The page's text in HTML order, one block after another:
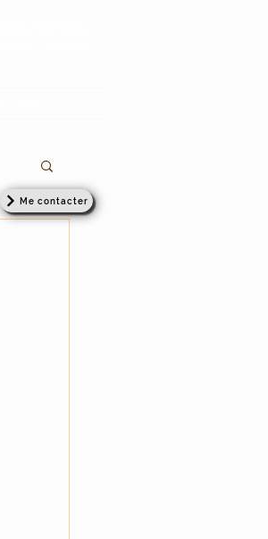
Me contacter